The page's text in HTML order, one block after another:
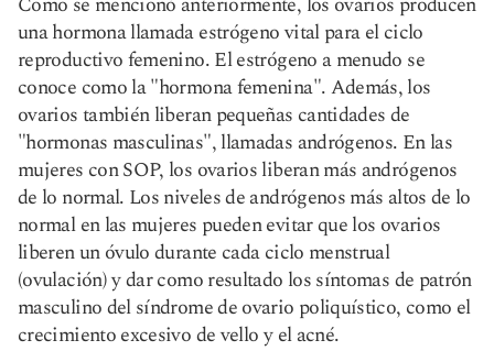
una hormona llamada estrógeno vital para el ciclo
reproductivo femenino. El estrógeno a menudo se
conoce como la "hormona femenina". Además, los
ovarios también liberan pequeñas cantidades de
"hormonas masculinas", llamadas andrógenos. En las
mujeres con SOP, los ovarios liberan más andrógenos
de lo normal. Los niveles de andrógenos más altos de lo
normal en las mujeres pueden evitar que los ovarios
liberen un óvulo durante cada ciclo menstrual
(ovulación) y dar como resultado los síntomas de patrón
masculino del síndrome de ovario poliquístico, como el
crecimiento excesivo de vello y el acné.